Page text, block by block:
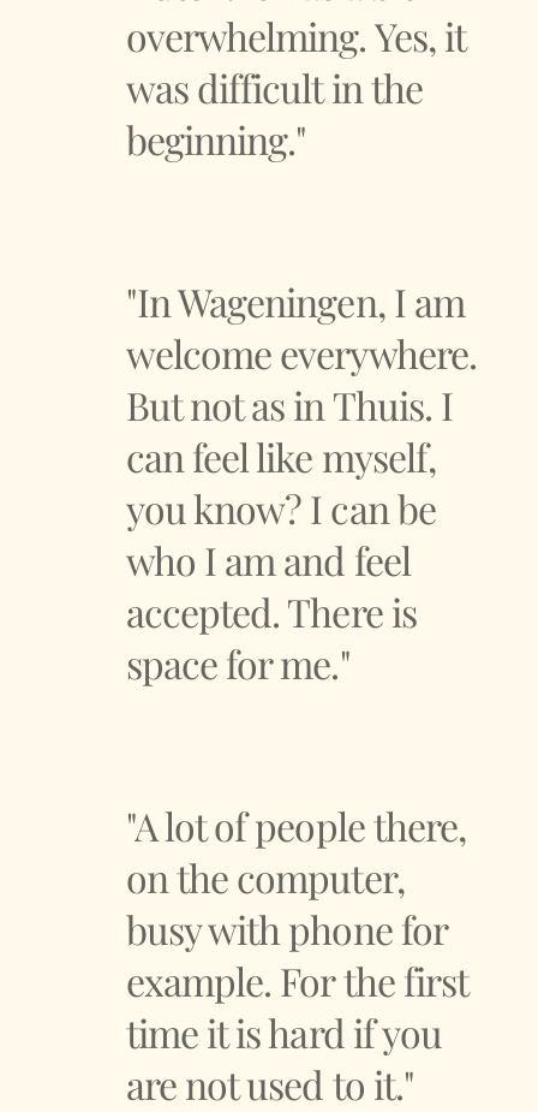
overwhelming. Yes, it
was difficult in the
beginning."
"In Wageningen, I am
welcome everywhere.
But not as in Thuis. I
can feel like myself,
you know? I can be
who I am and feel
accepted. There is
space for me."
"A lot of people there,
on the computer,
busy with phone for
example. For the first
time it is hard if you
are not used to it."